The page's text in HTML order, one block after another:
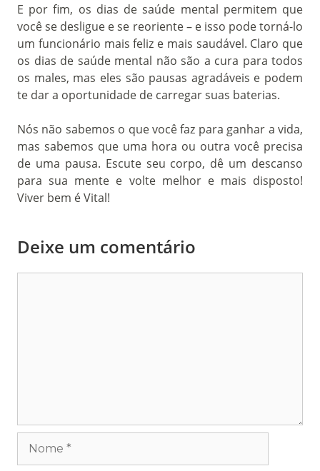
E por fim, os dias de saúde mental permitem que
você se desligue e se reoriente – e isso pode torná-lo
um funcionário mais feliz e mais saudável. Claro que
os dias de saúde mental não são a cura para todos
os males, mas eles são pausas agradáveis e podem
te dar a oportunidade de carregar suas baterias.
Nós não sabemos o que você faz para ganhar a vida,
mas sabemos que uma hora ou outra você precisa
de uma pausa. Escute seu corpo, dê um descanso
para sua mente e volte melhor e mais disposto!
Viver bem é Vital!
Deixe um comentário